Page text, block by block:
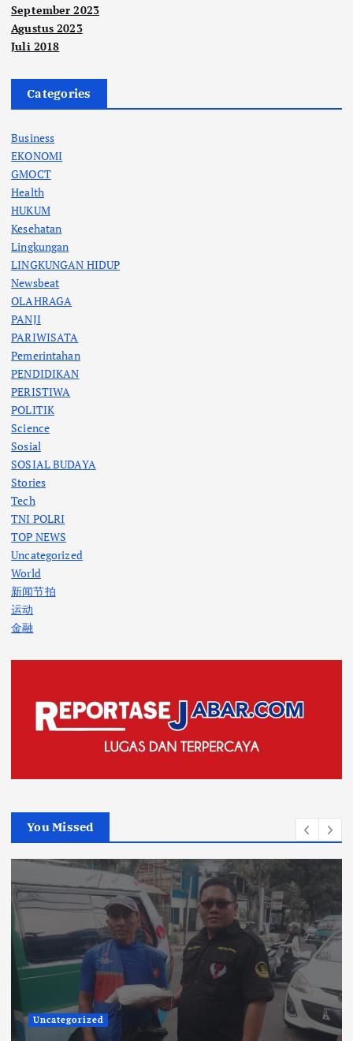
September 2023
Agustus 2023
Juli 2018
Categories
Business
EKONOMI
GMOCT
Health
HUKUM
Kesehatan
Lingkungan
LINGKUNGAN HIDUP
Newsbeat
OLAHRAGA
PANJI
PARIWISATA
Pemerintahan
PENDIDIKAN
PERISTIWA
POLITIK
Science
Sosial
SOSIAL BUDAYA
Stories
Tech
TNI POLRI
TOP NEWS
Uncategorized
World
新闻节拍
运动
金融
You Missed
TNI POLRI